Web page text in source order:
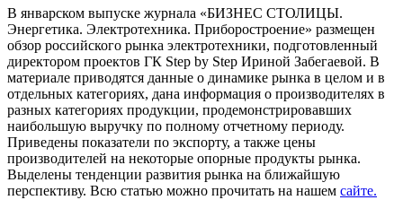
В январском выпуске журнала «БИЗНЕС СТОЛИЦЫ.
Энергетика. Электротехника. Приборостроение» размещен
обзор российского рынка электротехники, подготовленный
директором проектов ГК Step by Step Ириной Забегаевой. В
материале приводятся данные о динамике рынка в целом и в
отдельных категориях, дана информация о производителях в
разных категориях продукции, продемонстрировавших
наибольшую выручку по полному отчетному периоду.
Приведены показатели по экспорту, а также цены
производителей на некоторые опорные продукты рынка.
Выделены тенденции развития рынка на ближайшую
перспективу. Всю статью можно прочитать на нашем сайте.